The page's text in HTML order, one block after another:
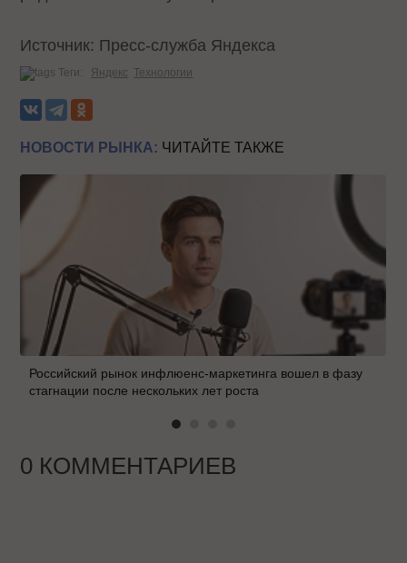
Источник: Пресс-служба Яндекса
Теги: Яндекс Технологии
НОВОСТИ РЫНКА: ЧИТАЙТЕ ТАКЖЕ
Российский рынок инфлюенс-маркетинга вошел в фазу
стагнации после нескольких лет роста
0 КОММЕНТАРИЕВ